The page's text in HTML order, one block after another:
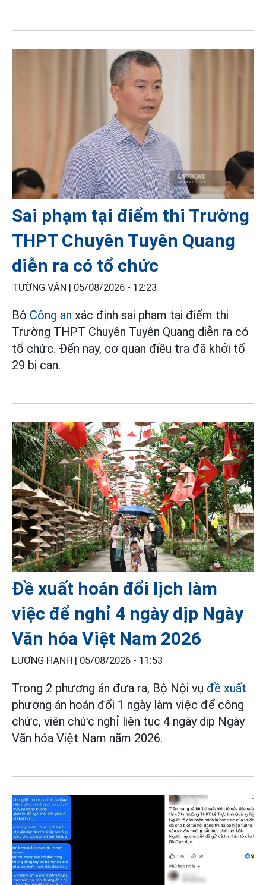
Sai phạm tại điểm thi Trường
THPT Chuyên Tuyên Quang
diễn ra có tổ chức
TƯỜNG VÂN | 05/08/2026 - 12:23
Bộ Công an xác định sai phạm tại điểm thi
Trường THPT Chuyên Tuyên Quang diễn ra có
tổ chức. Đến nay, cơ quan điều tra đã khởi tố
29 bị can.
Đề xuất hoán đổi lịch làm
việc để nghỉ 4 ngày dịp Ngày
Văn hóa Việt Nam 2026
LƯƠNG HẠNH | 05/08/2026 - 11:53
Trong 2 phương án đưa ra, Bộ Nội vụ đề xuất
phương án hoán đổi 1 ngày làm việc để công
chức, viên chức nghỉ liên tục 4 ngày dịp Ngày
Văn hóa Việt Nam năm 2026.